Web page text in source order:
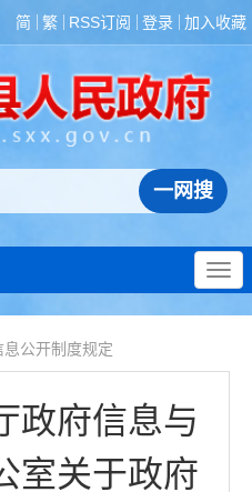
简 繁 RSS订阅 登录 加入收藏
公开制度规定
政府信息与
室关于政府